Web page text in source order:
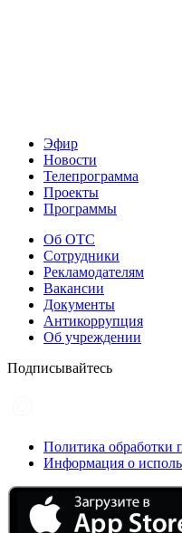
Эфир
Новости
Телепрограмма
Проекты
Программы
Об ОТС
Сотрудники
Рекламодателям
Вакансии
Документы
Антикоррупция
Об учреждении
Подписывайтесь
Политика обработки
Информация о